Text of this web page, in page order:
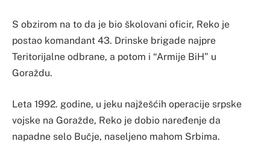
S obzirom na to da je bio školovani oficir, Reko je
postao komandant 43. Drinske brigade najpre
Teritorijalne odbrane, a potom i “Armije BiH” u
Goraždu.
Leta 1992. godine, u jeku najžešćih operacije srpske
vojske na Goražde, Reko je dobio naređenje da
napadne selo Bučje, naseljeno mahom Srbima.